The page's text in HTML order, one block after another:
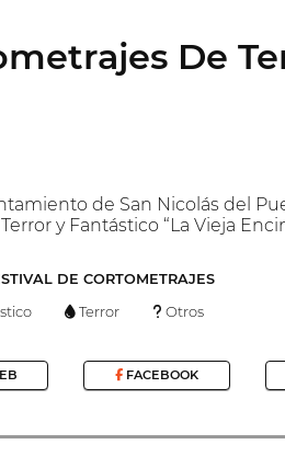
De
de San Nicolás del
y Fantástico “La Vieja
DE CORTOMETRAJES
Terror Otros
FACEBOOK